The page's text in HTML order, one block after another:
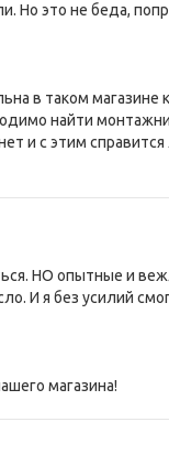
Но это не беда,
в таком магазине
найти
и с этим
НО опытные и
И я без усилий
магазина!